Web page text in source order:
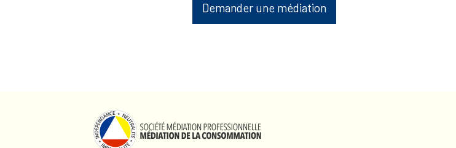
Demander une médiation